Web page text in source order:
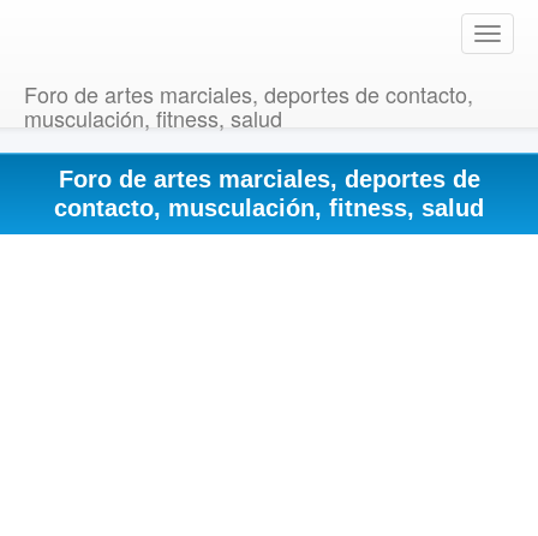
T
o
e
v
Foro de artes marciales, deportes de contacto,
musculación, fitness, salud
Foro de artes marciales, deportes de
contacto, musculación, fitness, salud